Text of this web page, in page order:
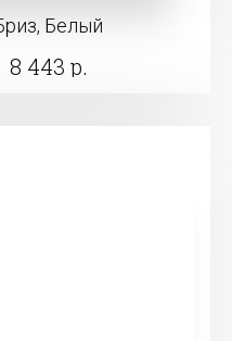
Белый
8 443 р.